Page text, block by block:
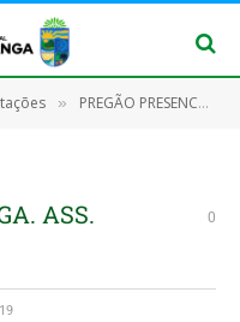
» PREGÃO PRESENCIAL SRP Nº 016/2019-PMJ (Registro de preços para eventual aquisição de materiais esportivos, para atender as necessidades dos eventos esportivos e culturais)
ASS.
0